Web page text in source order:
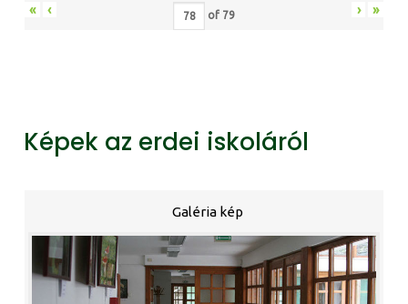
« ‹ of 79 › »
Képek az erdei iskoláról
Galéria kép